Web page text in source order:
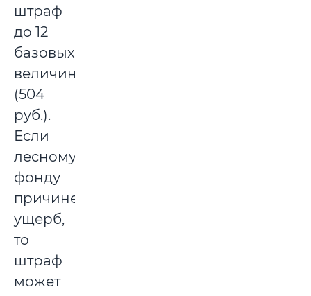
штраф
до 12
базовых
величин
(504
руб.).
Если
лесному
фонду
причинен
ущерб,
то
штраф
может